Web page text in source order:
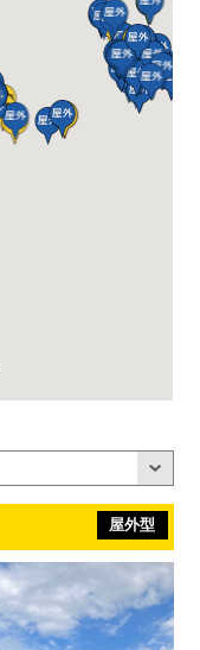
屋外型